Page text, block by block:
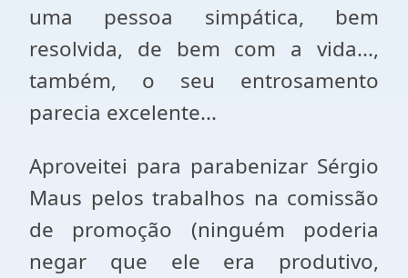
uma pessoa simpática, bem
resolvida, de bem com a vida...,
também, o seu entrosamento
parecia excelente...
Aproveitei para parabenizar Sérgio
Maus pelos trabalhos na comissão
de promoção (ninguém poderia
negar que ele era produtivo,